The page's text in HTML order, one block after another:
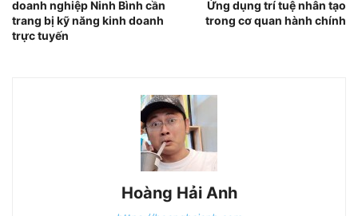
doanh nghiệp Ninh Bình cần
trang bị kỹ năng kinh doanh
trực tuyến
Ứng dụng trí tuệ nhân tạo
trong cơ quan hành chính
Hoàng Hải Anh